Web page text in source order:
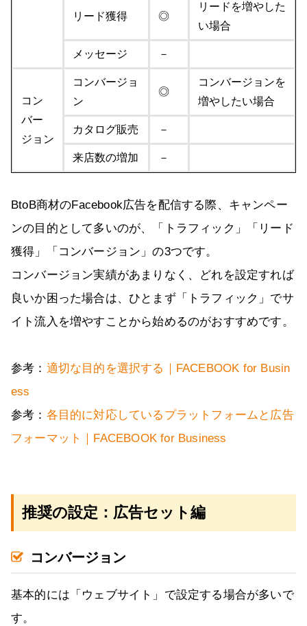
リード獲得 ◎
リードを増やした
い場合
メッセージ －
コン
バー
ジョン
コンバージョ
ン
◎
コンバージョンを
増やしたい場合
カタログ販売 －
来店数の増加 －
BtoB商材のFacebook広告を配信する際、キャンペー
ンの目的として多いのが、「トラフィック」「リード
獲得」「コンバージョン」の3つです。
コンバージョン実績があまりなく、どれを設定すれば
良いか困った場合は、ひとまず「トラフィック」でサ
イト流入を増やすことから始めるのがおすすめです。
参考： 適切な目的を選択する｜FACEBOOK for Busin
ess
参考： 各目的に対応しているプラットフォームと広告
フォーマット｜FACEBOOK for Business
推奨の設定：広告セット編
コンバージョン
基本的には「ウェブサイト」で設定する場合が多いで
す。